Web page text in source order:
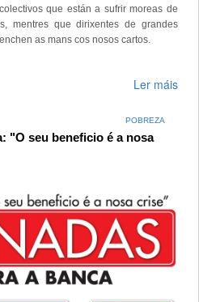
que están a sufrir moreas de
mentres que dirixentes de grandes
as mans cos nosos cartos.
Ler máis
POBREZA
"O seu beneficio é a nosa